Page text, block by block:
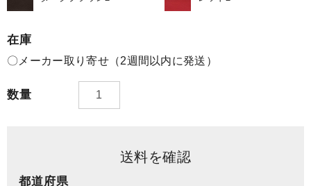
在庫
〇メーカー取り寄せ（2週間以内に発送）
数量
送料を確認
都道府県